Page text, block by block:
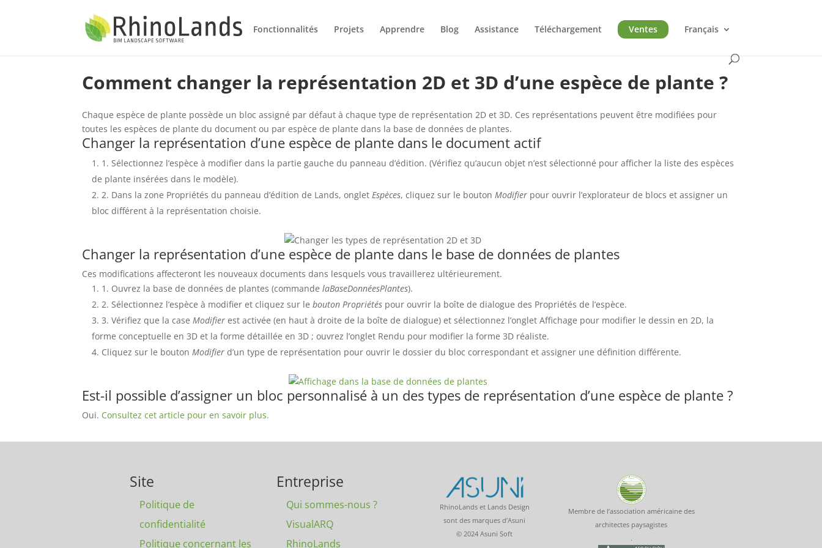
Fonctionnalités Projets Apprendre Blog Assistance Téléchargement Ventes Français
Comment changer la représentation 2D et 3D d’une espèce de plante ?
Chaque espèce de plante possède un bloc assigné par défaut à chaque type de représentation 2D et 3D. Ces représentations peuvent être modifiées pour
toutes les espèces de plante du document ou par espèce de plante dans la base de données de plantes.
Changer la représentation d’une espèce de plante dans le document actif
1. Sélectionnez l’espèce à modifier dans la partie gauche du panneau d’édition. (Vérifiez qu’aucun objet n’est sélectionné pour afficher la liste des espèces
de plante insérées dans le modèle).
2. Dans la zone Propriétés du panneau d’édition de Lands, ongletEspèces, cliquez sur le boutonModifier pour ouvrir l’explorateur de blocs et assigner un
bloc différent à la représentation choisie.
Changer la représentation d’une espèce de plante dans le base de données de plantes
Ces modifications affecteront les nouveaux documents dans lesquels vous travaillerez ultérieurement.
1. Ouvrez la base de données de plantes (commandelaBaseDonnéesPlantes).
2. Sélectionnez l’espèce à modifier et cliquez sur lebouton Propriétés pour ouvrir la boîte de dialogue des Propriétés de l’espèce.
3. Vérifiez que la caseModifier est activée (en haut à droite de la boîte de dialogue) et sélectionnez l’onglet Affichage pour modifier le dessin en 2D, la
forme conceptuelle en 3D et la forme détaillée en 3D ; ouvrez l’onglet Rendu pour modifier la forme 3D réaliste.
Cliquez sur le boutonModifier d’un type de représentation pour ouvrir le dossier du bloc correspondant et assigner une définition différente.
Est-il possible d’assigner un bloc personnalisé à un des types de représentation d’une espèce de plante ?
Oui. Consultez cet article pour en savoir plus.
Site
Politique de
confidentialité
Politique concernant les
Entreprise
Qui sommes-nous ?
VisualARQ
RhinoLands
RhinoLands et Lands Design
sont des marques d’Asuni
© 2024 Asuni Soft
Membre de l’association américaine des
architectes paysagistes
.